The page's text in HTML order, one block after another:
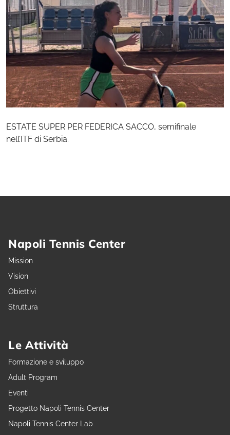
ESTATE SUPER PER FEDERICA SACCO, semifinale
nell’ITF di Serbia.
Napoli Tennis Center
Mission
Vision
Obiettivi
Struttura
Le Attività
Formazione e sviluppo
Adult Program
Eventi
Progetto Napoli Tennis Center
Napoli Tennis Center Lab